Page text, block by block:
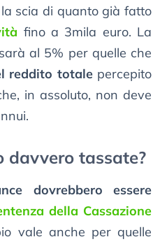
scia di quanto già fatto
fino a 3mila euro. La
al 5% per quelle che
reddito totalepercepito
in assoluto, non deve
davvero tassate?
dovrebbero essere
della Cassazione
vale anche per quelle